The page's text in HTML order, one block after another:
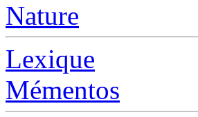
Nature
Lexique
Mémentos